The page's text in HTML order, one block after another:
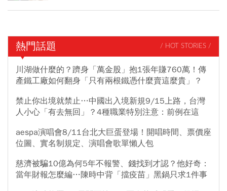
熱門話題 / HOT STORIES /
川湖做什麼的？躋身「萬金股」抱1張年賺760萬！傳
產鐵工廠如何翻身「只有兩根鐵憑什麼賣這麼貴」？
禁止你出境就禁止…中國出入境新規9/15上路，台灣
人小心「有去無回」？4種職業特別注意：前例在這
aespa演唱會8/11台北大巨蛋登場！開唱時間、票價座
位圖、實名制規定、演唱會歌單懶人包
慈濟被騙10億為何5年不報警、錢找到才認？他好奇：
當年財報怎麼編…陳時中背「擋疫苗」黑鍋只求1件事